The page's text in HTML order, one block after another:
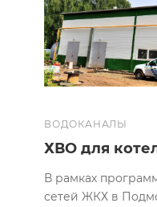
ВОДОКАНАЛЫ
ХВО для
В рамках
сетей ЖКХ в